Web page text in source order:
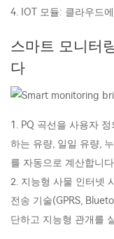
4. IOT 모듈: 클라우드
스마트 모니터
다
1. PQ 곡선을 사용자
하는 유량, 일일 유량,
를 자동으로 계산합니
2. 지능형 사물 인터넷
전송 기술(GPRS,
단하고 지능형 관개를